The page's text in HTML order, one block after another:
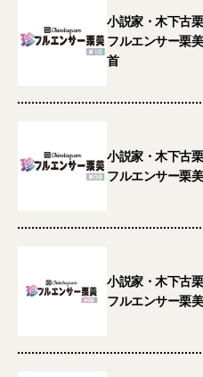
小説家・木下古
フルエンサー栗
首
小説家・木下古
フルエンサー栗
小説家・木下古
フルエンサー栗